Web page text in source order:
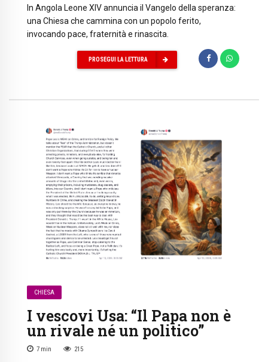
In Angola Leone XIV annuncia il Vangelo della speranza:
una Chiesa che cammina con un popolo ferito,
invocando pace, fraternità e rinascita.
PROSEGUI LA LETTURA
CHIESA
I vescovi Usa: “Il Papa non è
un rivale né un politico”
7 min 215